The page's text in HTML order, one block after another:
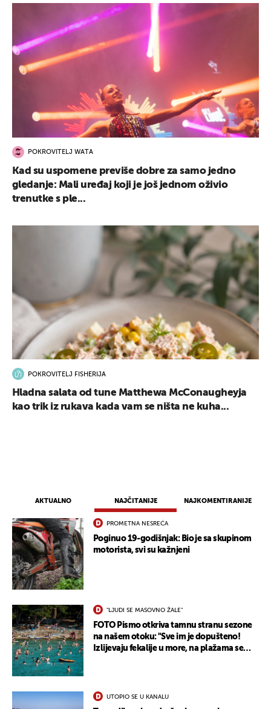
AKTUALNO NAJČITANIJE NAJKOMENTIRANIJE
PROMETNA NESREĆA
Poginuo 19-godišnjak: Bio je sa skupinom
motorista, svi su kažnjeni
"LJUDI SE MASOVNO ŽALE"
FOTO Pismo otkriva tamnu stranu sezone
na našem otoku: "Sve im je dopušteno!
Izlijevaju fekalije u more, na plažama se
UTOPIO SE U KANALU
POKROVITELJ WATA
Kad su uspomene previše dobre za samo jedno
gledanje: Mali uređaj koji je još jednom oživio
trenutke s ple...
POKROVITELJ FISHERIJA
Hladna salata od tune Matthewa McConaugheyja
kao trik iz rukava kada vam se ništa ne kuha...